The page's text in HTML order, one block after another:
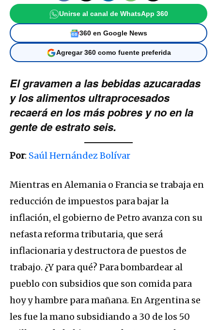
Unirse al canal de WhatsApp 360
360 en Google News
Agregar 360 como fuente preferida
El gravamen a las bebidas azucaradas
y los alimentos ultraprocesados
recaerá en los más pobres y no en la
gente de estrato seis.
Por: Saúl Hernández Bolívar
Mientras en Alemania o Francia se trabaja en
reducción de impuestos para bajar la
inflación, el gobierno de Petro avanza con su
nefasta reforma tributaria, que será
inflacionaria y destructora de puestos de
trabajo. ¿Y para qué? Para bombardear al
pueblo con subsidios que son comida para
hoy y hambre para mañana. En Argentina se
les fue la mano subsidiando a 30 de los 50